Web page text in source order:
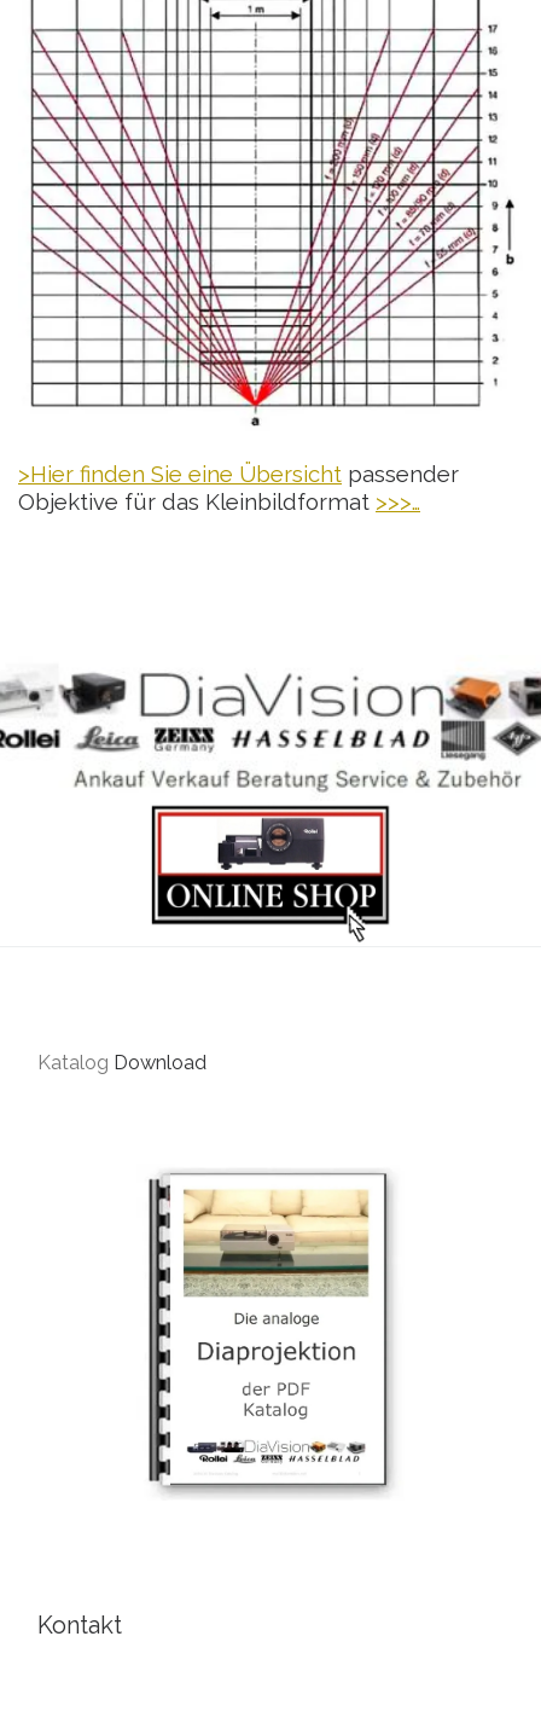
>Hier finden Sie eine Übersicht passender
Objektive für das Kleinbildformat >>>…
Katalog Download
Kontakt